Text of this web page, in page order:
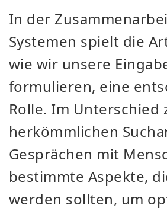
In der
Systemen spielt die
wie wir unsere
formulieren, eine
Rolle. Im Unterschied
herkömmlichen
Gesprächen mit
bestimmte Aspekte,
werden sollten, um